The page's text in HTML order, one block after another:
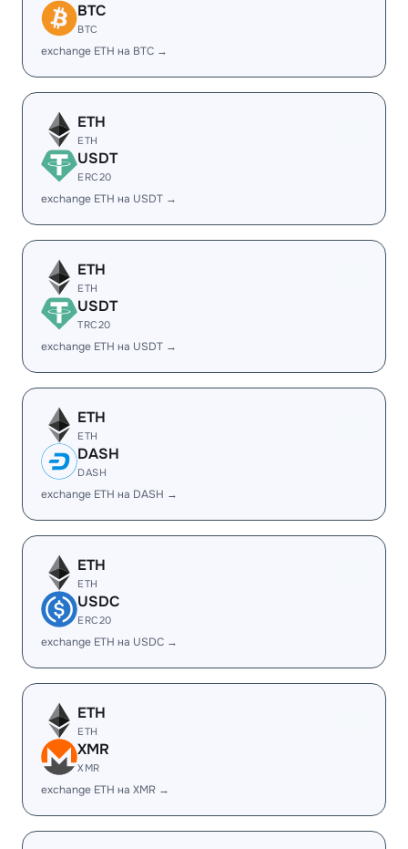
BTC
BTC
exchange ETH на BTC →
ETH
ETH
USDT
ERC20
exchange ETH на USDT →
ETH
ETH
USDT
TRC20
exchange ETH на USDT →
ETH
ETH
DASH
DASH
exchange ETH на DASH →
ETH
ETH
USDC
ERC20
exchange ETH на USDC →
ETH
ETH
XMR
XMR
exchange ETH на XMR →